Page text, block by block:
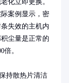
化立即更换。
案例显示，密
失效的主机内
尘量是正常的
倍。
持散热片清洁